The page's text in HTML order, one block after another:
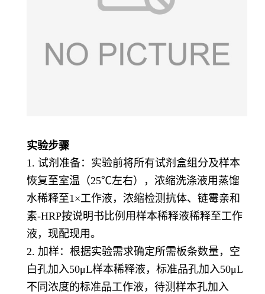
实验步骤
1. 试剂准备：实验前将所有试剂盒组分及样本
恢复至室温（25℃左右），浓缩洗涤液用蒸馏
水稀释至1×工作液，浓缩检测抗体、链霉亲和
素-HRP按说明书比例用样本稀释液稀释至工作
液，现配现用。
2. 加样：根据实验需求确定所需板条数量，空
白孔加入50μL样本稀释液，标准品孔加入50μL
不同浓度的标准品工作液，待测样本孔加入